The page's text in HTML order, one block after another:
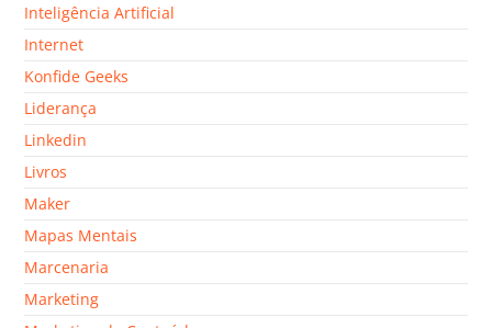
Inteligência Artificial
Internet
Konfide Geeks
Liderança
Linkedin
Livros
Maker
Mapas Mentais
Marcenaria
Marketing